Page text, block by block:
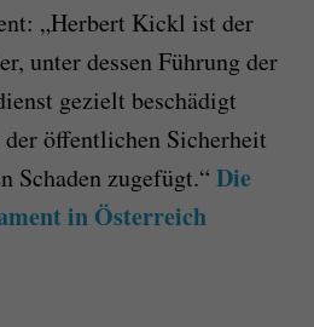
„Herbert Kickl ist der
unter dessen Führung der
gezielt beschädigt
öffentlichen Sicherheit
Schaden zugefügt.“ Die
in Österreich